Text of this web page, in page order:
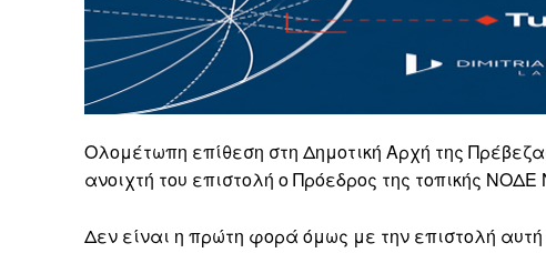
Ολομέτωπη επίθεση στη Δημοτική Αρχή της
ανοιχτή του επιστολή ο Πρόεδρος της τοπικής ΝΟΔΕ
Δεν είναι η πρώτη φορά όμως με την επιστολή αυτή